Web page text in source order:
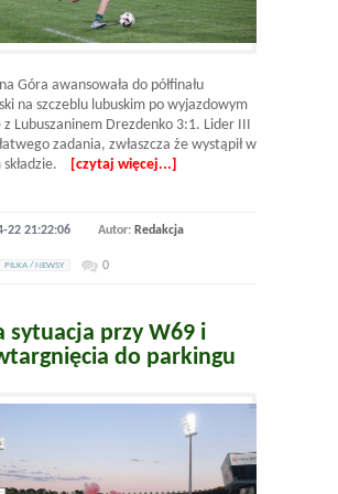
Góra awansowała do półfinału
na szczeblu lubuskim po wyjazdowym
Lubuszaninem Drezdenko 3:1. Lider III
zadania, zwłaszcza że wystąpił w
składzie.
[czytaj więcej...]
22 21:22:06 Autor: Redakcja
PILKA / NEWSY 0
sytuacja przy W69 i
do parkingu